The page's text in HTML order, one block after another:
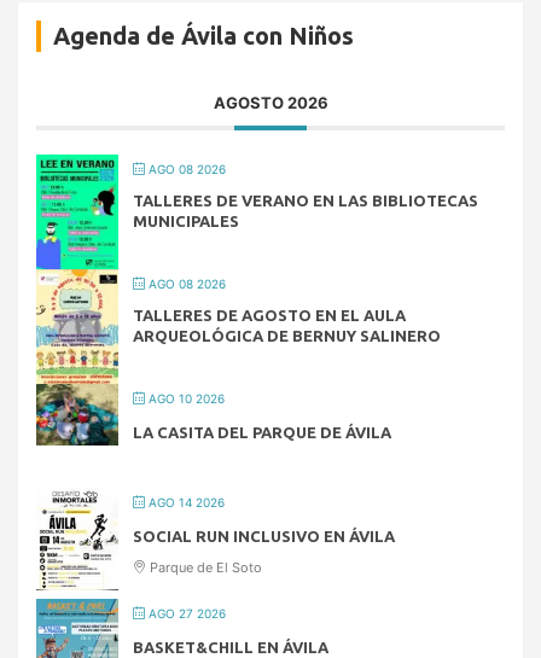
Agenda de Ávila con Niños
AGOSTO 2026
AGO 08 2026
TALLERES DE VERANO EN LAS BIBLIOTECAS
MUNICIPALES
AGO 08 2026
TALLERES DE AGOSTO EN EL AULA
ARQUEOLÓGICA DE BERNUY SALINERO
AGO 10 2026
LA CASITA DEL PARQUE DE ÁVILA
AGO 14 2026
SOCIAL RUN INCLUSIVO EN ÁVILA
Parque de El Soto
AGO 27 2026
BASKET&CHILL EN ÁVILA